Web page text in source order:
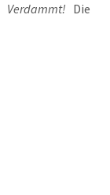
Ver­dammt! Die